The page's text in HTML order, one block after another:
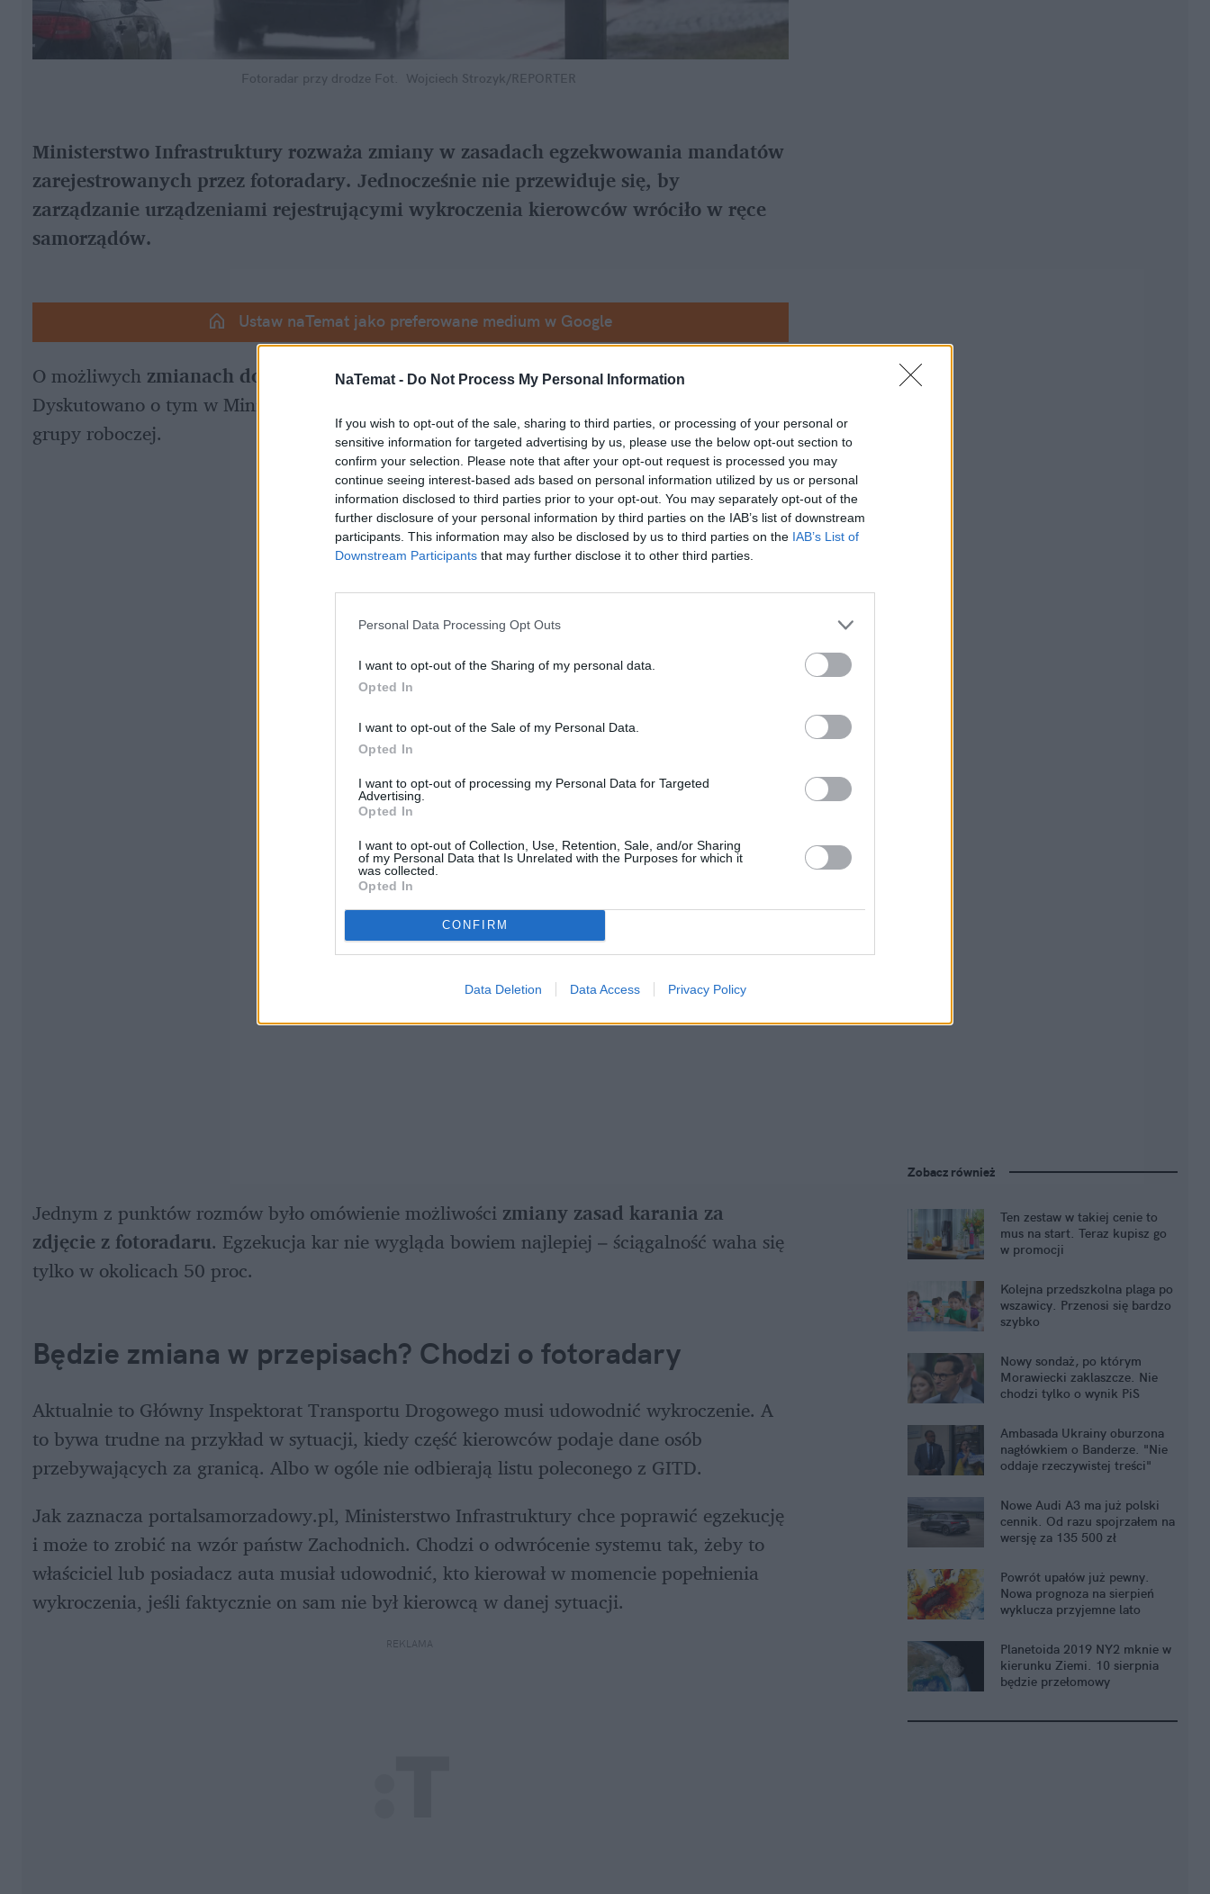
NaTemat - Do Not Process My Personal Information
If you wish to opt-out of the sale, sharing to third parties, or processing of your personal or
sensitive information for targeted advertising by us, please use the below opt-out section to
confirm your selection. Please note that after your opt-out request is processed you may
continue seeing interest-based ads based on personal information utilized by us or personal
information disclosed to third parties prior to your opt-out. You may separately opt-out of the
further disclosure of your personal information by third parties on the IAB’s list of downstream
participants. This information may also be disclosed by us to third parties on the IAB’s List of
Downstream Participants that may further disclose it to other third parties.
Personal Data Processing Opt Outs
I want to opt-out of the Sharing of my personal data.
Opted In
I want to opt-out of the Sale of my Personal Data.
Opted In
I want to opt-out of processing my Personal Data for Targeted
Advertising.
Opted In
I want to opt-out of Collection, Use, Retention, Sale, and/or Sharing
of my Personal Data that Is Unrelated with the Purposes for which it
was collected.
Opted In
CONFIRM
Data Deletion Data Access Privacy Policy
Fotoradar przy drodze Fot.  Wojciech Strozyk/REPORTER
Ministerstwo Infrastruktury rozważa zmiany w zasadach egzekwowania mandatów
zarejestrowanych przez fotoradary. Jednocześnie nie przewiduje się, by
zarządzanie urządzeniami rejestrującymi wykroczenia kierowców wróciło w ręce
samorządów.
Ustaw naTemat jako preferowane medium w Google
O możliwych zmianach dotyczących fotoradarów informuje portalsamorzadowy.pl.
Dyskutowano o tym w Ministerstwie Infrastruktury, na spotkaniu samorządowo-rządowej
grupy roboczej.
Jednym z punktów rozmów było omówienie możliwości zmiany zasad karania za
zdjęcie z fotoradaru. Egzekucja kar nie wygląda bowiem najlepiej – ściągalność waha się
tylko w okolicach 50 proc.
Będzie zmiana w przepisach? Chodzi o fotoradary
Aktualnie to Główny Inspektorat Transportu Drogowego musi udowodnić wykroczenie. A
to bywa trudne na przykład w sytuacji, kiedy część kierowców podaje dane osób
przebywających za granicą. Albo w ogóle nie odbierają listu poleconego z GITD.
Jak zaznacza portalsamorzadowy.pl, Ministerstwo Infrastruktury chce poprawić egzekucję
i może to zrobić na wzór państw Zachodnich. Chodzi o odwrócenie systemu tak, żeby to
właściciel lub posiadacz auta musiał udowodnić, kto kierował w momencie popełnienia
wykroczenia, jeśli faktycznie on sam nie był kierowcą w danej sytuacji.
REKLAMA
Zobacz również
Ten zestaw w takiej cenie to
mus na start. Teraz kupisz go
w promocji
Kolejna przedszkolna plaga po
wszawicy. Przenosi się bardzo
szybko
Nowy sondaż, po którym
Morawiecki zaklaszcze. Nie
chodzi tylko o wynik PiS
Ambasada Ukrainy oburzona
nagłówkiem o Banderze. "Nie
oddaje rzeczywistej treści"
Nowe Audi A3 ma już polski
cennik. Od razu spojrzałem na
wersję za 135 500 zł
Powrót upałów już pewny.
Nowa prognoza na sierpień
wyklucza przyjemne lato
Planetoida 2019 NY2 mknie w
kierunku Ziemi. 10 sierpnia
będzie przełomowy